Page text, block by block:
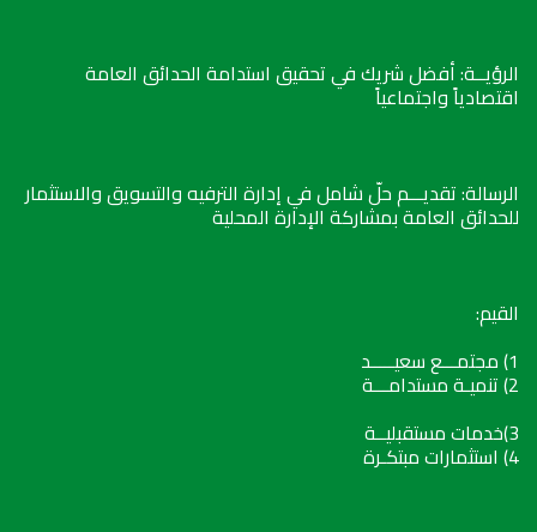
الرؤيــة: أفضل شريك في تحقيق استدامة الحدائق العامة
اقتصادياً واجتماعياً
الرسالة: تقديـــم حلّ شامل في إدارة الترفيه والتسويق والاستثمار
للحدائق العامة بمشاركة الإدارة المحلية
القيم:
1) مجتمـــع سعيـــــد
2) تنميـة مستدامـــة
3)خدمات مستقبليــة
4) استثمارات مبتكـرة